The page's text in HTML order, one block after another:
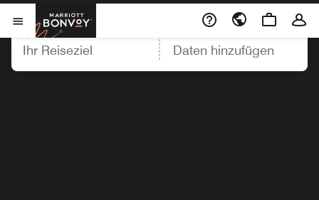
Menu öffnen
Marriott Bonvoy
REISEZIEL